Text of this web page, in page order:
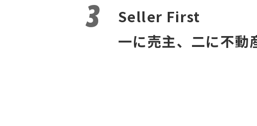
Seller First
一に売主、二に不動